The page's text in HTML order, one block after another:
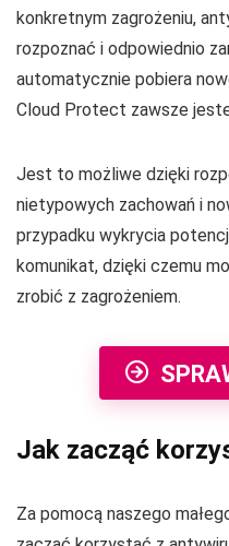
konkretnym zagrożeniu,
rozpoznać i odpowiednio
automatycznie pobiera
Cloud Protect zawsze
Jest to możliwe dzięki
nietypowych zachowań i
przypadku wykrycia
komunikat, dzięki czemu
zrobić z zagrożeniem.
Jak zacząć
Za pomocą naszego